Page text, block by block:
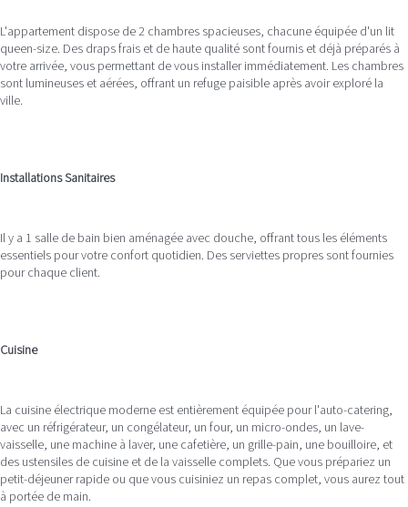
L'appartement dispose de 2 chambres spacieuses, chacune équipée d'un lit
queen-size. Des draps frais et de haute qualité sont fournis et déjà préparés à
votre arrivée, vous permettant de vous installer immédiatement. Les chambres
sont lumineuses et aérées, offrant un refuge paisible après avoir exploré la
ville.
Installations Sanitaires
Il y a 1 salle de bain bien aménagée avec douche, offrant tous les éléments
essentiels pour votre confort quotidien. Des serviettes propres sont fournies
pour chaque client.
Cuisine
La cuisine électrique moderne est entièrement équipée pour l'auto-catering,
avec un réfrigérateur, un congélateur, un four, un micro-ondes, un lave-
vaisselle, une machine à laver, une cafetière, un grille-pain, une bouilloire, et
des ustensiles de cuisine et de la vaisselle complets. Que vous prépariez un
petit-déjeuner rapide ou que vous cuisiniez un repas complet, vous aurez tout
à portée de main.